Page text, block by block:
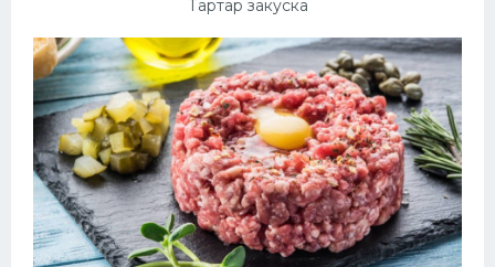
Тартар закуска